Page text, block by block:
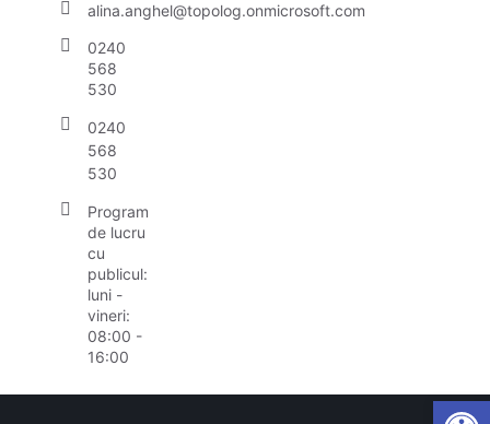
alina.anghel@topolog.onmicrosoft.com
0240
568
530
0240
568
530
Program
de lucru
cu
publicul:
luni -
vineri:
08:00 -
16:00